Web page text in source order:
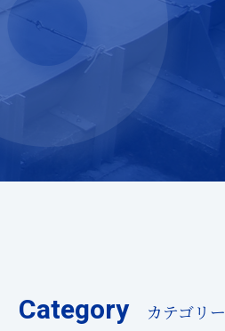
Category カテゴリー